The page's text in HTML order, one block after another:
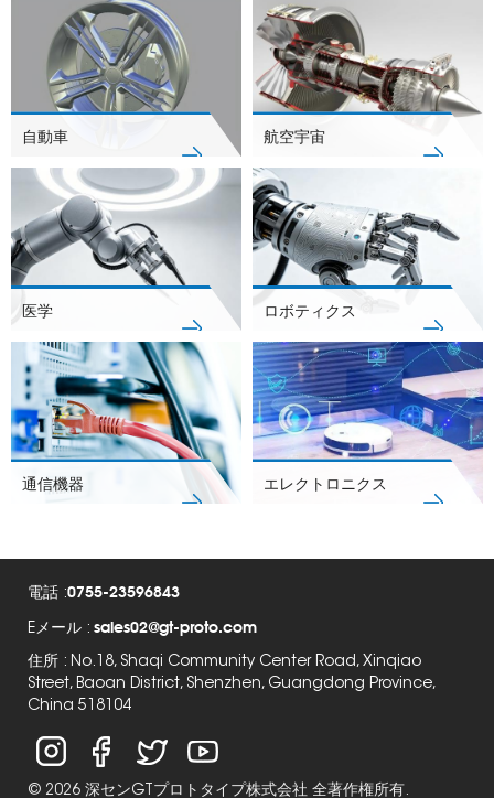
リーなど。 GT Prototypeは、自動車、航空、医療、ロボット工学、
通信、家庭用電化製品など、幅広い分野をカバーしています。 会社
の理念 ビジネス哲学： 業界に焦点を当て、製品に焦点を当てる サ
ービスコンセプト：顧客を誠実に尊重し、顧客サービスを洗練し、
顧客価値を高め、顧客満足を生み出す 名誉と証明書
自動車 航空宇宙
医学 ロボティクス
通信機器 エレクトロニクス
電話 :0755-23596843
Eメール : sales02@gt-proto.com
住所 : No.18, Shaqi Community Center Road, Xinqiao
Street, Baoan District, Shenzhen, Guangdong Province,
China 518104
© 2026 深センGTプロトタイプ株式会社 全著作権所有.